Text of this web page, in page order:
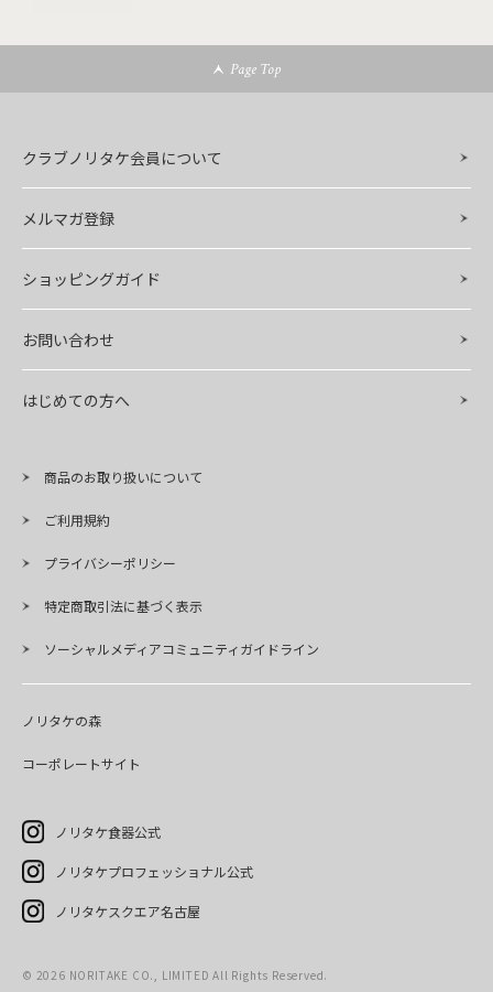
Page Top
クラブノリタケ会員について
メルマガ登録
ショッピングガイド
お問い合わせ
はじめての方へ
商品のお取り扱いについて
ご利用規約
プライバシーポリシー
特定商取引法に基づく表示
ソーシャルメディアコミュニティガイドライン
ノリタケの森
コーポレートサイト
ノリタケ食器公式
ノリタケプロフェッショナル公式
ノリタケスクエア名古屋
© 2026 NORITAKE CO., LIMITED All Rights Reserved.